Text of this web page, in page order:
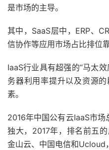
是市场的主导。
其中，SaaS层中，ERP、
信协作等应用市场占比排位靠
IaaS行业具有超强的“马太
务器利用率提升以及资源
素。
2016年中国公有云IaaS市
独大，2017年，排名前五
金山云、中国电信和Ucloud